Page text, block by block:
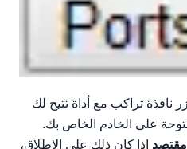
نافذة تراكب مع أداة تتيح لك
على الخادم الخاص بك.
إذا كان ذلك على الإطلاق،